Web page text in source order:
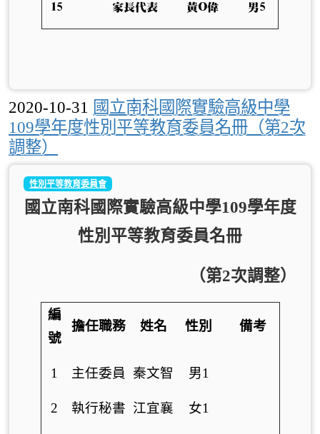
15 家長代表 黃O偉 男5
2020-10-31 國立南科國際實驗高級中學
109學年度性別平等教育委員名冊（第2次
調整）
性別平等教育委員會
國立南科國際實驗高級中學109學年度
性別平等教育委員名冊
（第2次調整）
編
號
擔任職務 姓名 性別 備考
1 主任委員 秦文智 男1
2 執行秘書 江宜襄 女1